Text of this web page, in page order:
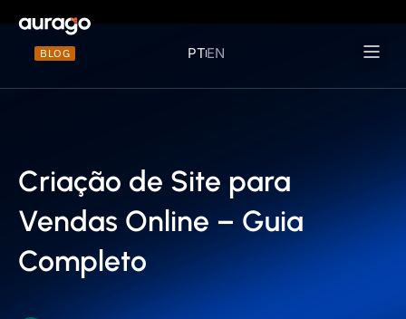
BLOG PTEN
Criação de Site para
Vendas Online – Guia
Completo